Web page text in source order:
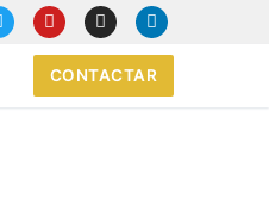
CONTACTAR